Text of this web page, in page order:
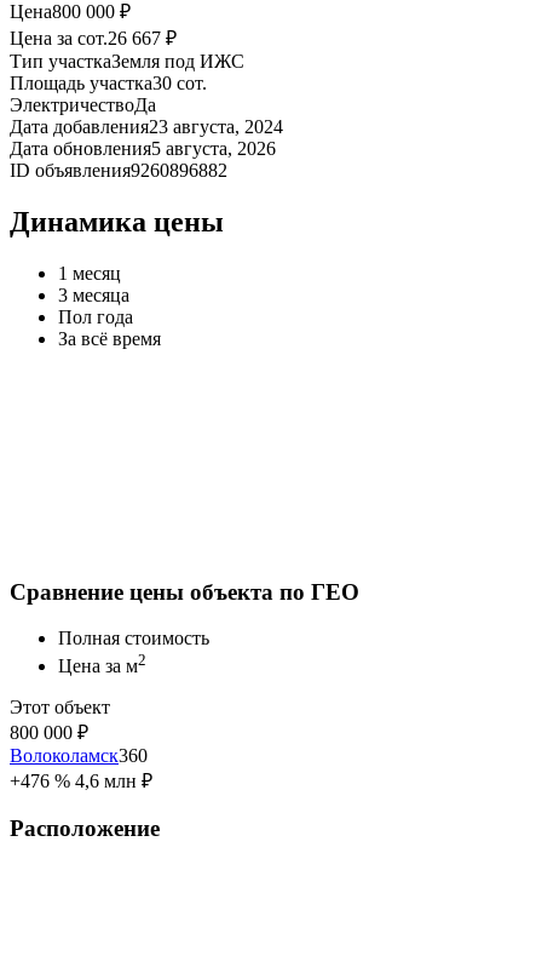
Цена800 000 ₽
Цена за сот.26 667 ₽
Тип участкаЗемля под ИЖС
Площадь участка30 сот.
ЭлектричествоДа
Дата добавления23 августа, 2024
Дата обновления5 августа, 2026
ID объявления9260896882
Динамика цены
1 месяц
3 месяца
Пол года
За всё время
Сравнение цены объекта по ГЕО
Полная стоимость
Цена за м2
Этот объект
800 000 ₽
Волоколамск360
+476 % 4,6 млн ₽
Расположение